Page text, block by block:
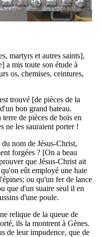
martyrs et autres saints],
a mis toute son étude à
os, chemises, ceintures,
trouvé [de pièces de la
bon grand bateau.
de pièces de bois en
ne les sauraient porter !
nom de Jésus-Christ,
forgées ? [On a beau
que Jésus-Christ ait
eût employé une haie
ou qu'un fer de lance
que d'un suaire seul il en
d'une poule.
relique de la queue de
ils la montrent à Gènes.
de leur impudence, que de